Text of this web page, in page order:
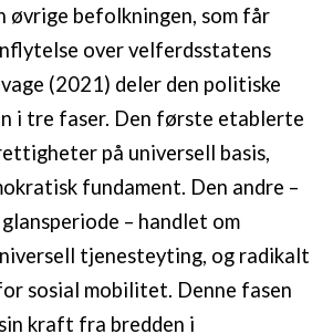
øvrige befolkningen, som får
over velferdsstatens
(2021) deler den politiske
i tre faser. Den første etablerte
på universell basis,
fundament. Den andre –
– handlet om
tjenesteyting, og radikalt
sosial mobilitet. Denne fasen
kraft fra bredden i